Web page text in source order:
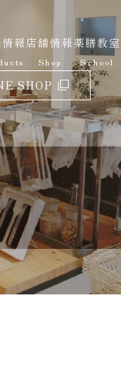
報店舗情報
Shop
薬膳教室
School
SHOP